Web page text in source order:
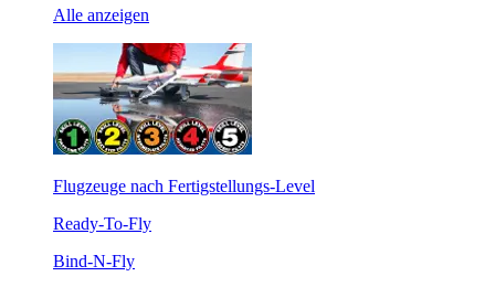
Alle anzeigen
Flugzeuge nach Fertigstellungs-Level
Ready-To-Fly
Bind-N-Fly